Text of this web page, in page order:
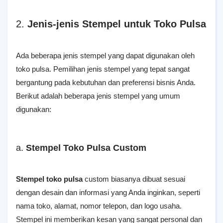
2. Jenis-jenis Stempel untuk Toko Pulsa
Ada beberapa jenis stempel yang dapat digunakan oleh
toko pulsa. Pemilihan jenis stempel yang tepat sangat
bergantung pada kebutuhan dan preferensi bisnis Anda.
Berikut adalah beberapa jenis stempel yang umum
digunakan:
a. Stempel Toko Pulsa Custom
Stempel toko pulsacustom biasanya dibuat sesuai
dengan desain dan informasi yang Anda inginkan, seperti
nama toko, alamat, nomor telepon, dan logo usaha.
Stempel ini memberikan kesan yang sangat personal dan